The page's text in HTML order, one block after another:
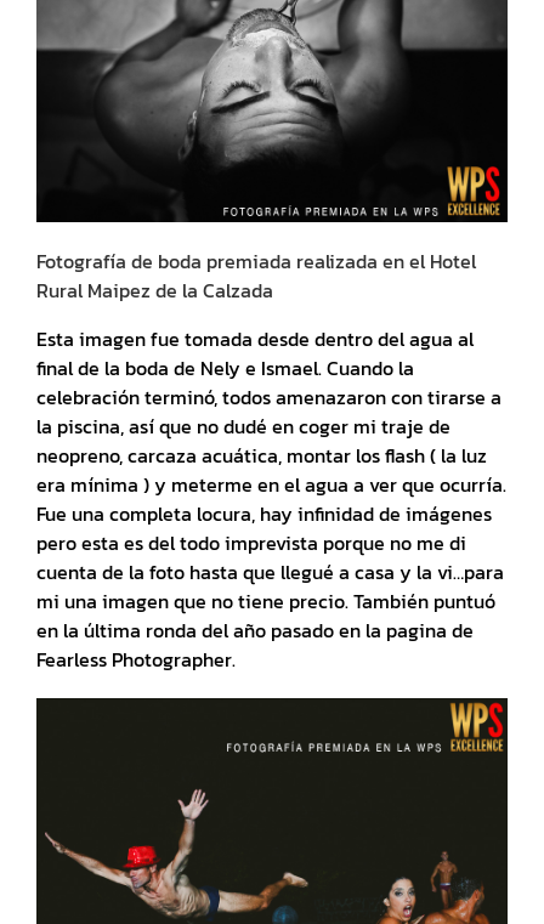
Fotografía de boda premiada realizada en el Hotel
Rural Maipez de la Calzada
Esta imagen fue tomada desde dentro del agua al
final de la boda de Nely e Ismael. Cuando la
celebración terminó, todos amenazaron con tirarse a
la piscina, así que no dudé en coger mi traje de
neopreno, carcaza acuática, montar los flash ( la luz
era mínima ) y meterme en el agua a ver que ocurría.
Fue una completa locura, hay infinidad de imágenes
pero esta es del todo imprevista porque no me di
cuenta de la foto hasta que llegué a casa y la vi…para
mi una imagen que no tiene precio. También puntuó
en la última ronda del año pasado en la pagina de
Fearless Photographer.